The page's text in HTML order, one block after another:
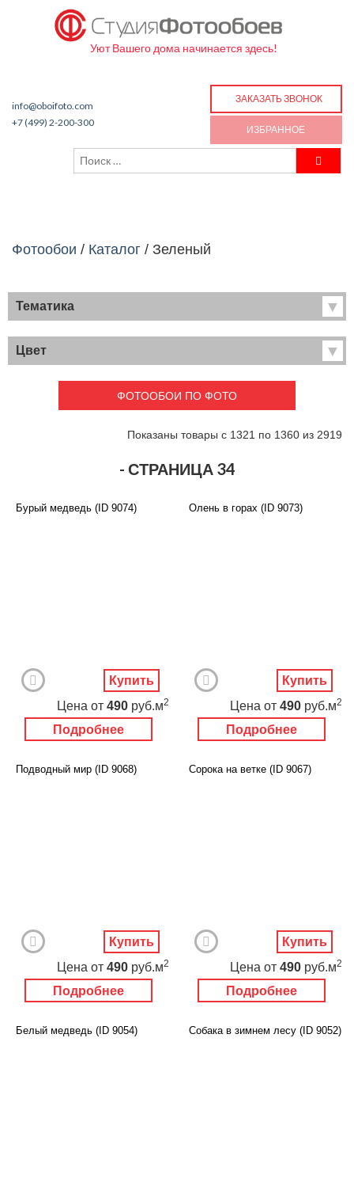
Уют Вашего дома начинается здесь!
info@oboifoto.com
+7 (499) 2-200-300
ЗАКАЗАТЬ ЗВОНОК
ИЗБРАННОЕ
Фотообои / Каталог / Зеленый
Тематика
Хиты продаж
Фрески
Детские
Карты
Перспектива
Города
Живопись
Животный мир
Еда и напитки
Архитектура
Цвет
ФОТООБОИ ПО ФОТО
Показаны товары с 1321 по 1360 из 2919
- СТРАНИЦА 34
Бурый медведь (ID 9074)
Подробнее
Цена от 490 руб.м2
Купить
Олень в горах (ID 9073)
Подробнее
Цена от 490 руб.м2
Купить
Подводный мир (ID 9068)
Подробнее
Цена от 490 руб.м2
Купить
Сорока на ветке (ID 9067)
Подробнее
Цена от 490 руб.м2
Купить
Белый медведь (ID 9054) Собака в зимнем лесу (ID 9052)